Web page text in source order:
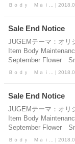
Ｂｏｄｙ Ｍａｉ... |
Sale End Notice
JUGEMテーマ：オリ
Item Body
September Flower
Ｂｏｄｙ Ｍａｉ... |
Sale End Notice
JUGEMテーマ：オリ
Item Body
September Flower
Ｂｏｄｙ Ｍａｉ... |